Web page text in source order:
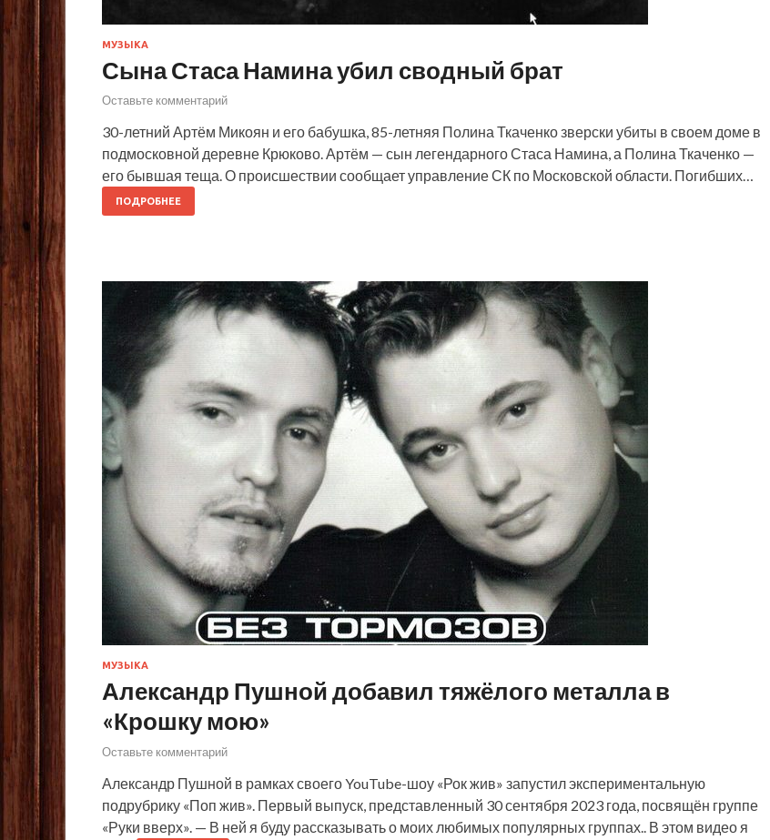
МУЗЫКА
Сына Стаса Намина убил сводный брат
Оставьте комментарий
30-летний Артём Микоян и его бабушка, 85-летняя Полина Ткаченко зверски убиты в своем доме в
подмосковной деревне Крюково. Артём — сын легендарного Стаса Намина, а Полина Ткаченко —
его бывшая теща. О происшествии сообщает управление СК по Московской области. Погибших…
ПОДРОБНЕЕ
МУЗЫКА
Александр Пушной добавил тяжёлого металла в
«Крошку мою»
Оставьте комментарий
Александр Пушной в рамках своего YouTube-шоу «Рок жив» запустил экспериментальную
подрубрику «Поп жив». Первый выпуск, представленный 30 сентября 2023 года, посвящён группе
«Руки вверх». — В ней я буду рассказывать о моих любимых популярных группах.. В этом видео я